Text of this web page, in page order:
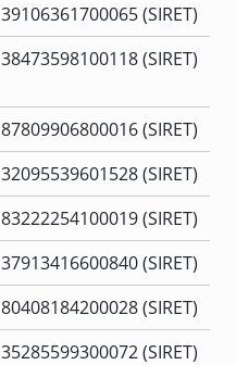
39106361700065 (SIRET)
38473598100118 (SIRET)
87809906800016 (SIRET)
32095539601528 (SIRET)
83222254100019 (SIRET)
37913416600840 (SIRET)
80408184200028 (SIRET)
35285599300072 (SIRET)